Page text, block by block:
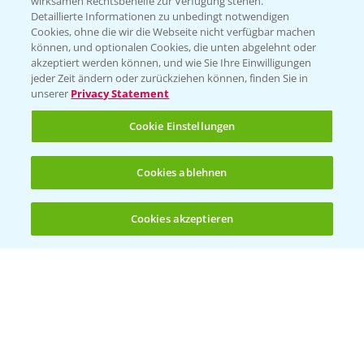
(noch 4)
Folgen Sie uns
Allgemeine Nutzungsbedingungen
Datenschutzerklärung
Detaillierte Informationen zu unbedingt notwendigen
Cookies, ohne die wir die Webseite nicht verfügbar machen
können, und optionalen Cookies, die unten abgelehnt oder
akzeptiert werden können, und wie Sie Ihre Einwilligungen
jeder Zeit ändern oder zurückziehen können, finden Sie in
unserer Privacy Statement
Cookie Einstellungen
Cookies ablehnen
Cookies akzeptieren